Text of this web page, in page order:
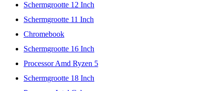
Schermgrootte 12 Inch
Schermgrootte 11 Inch
Chromebook
Schermgrootte 16 Inch
Processor Amd Ryzen 5
Schermgrootte 18 Inch